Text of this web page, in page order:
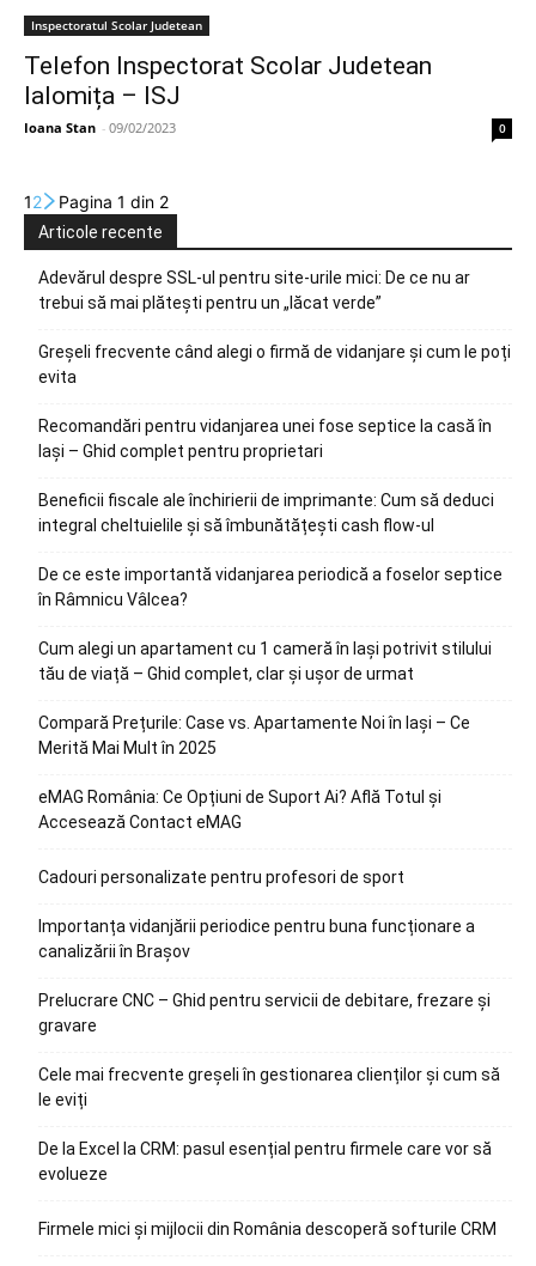
Inspectoratul Scolar Judetean
Telefon Inspectorat Scolar Judetean
Ialomița – ISJ
Ioana Stan - 09/02/2023 0
12 Pagina 1 din 2
Articole recente
Adevărul despre SSL-ul pentru site-urile mici: De ce nu ar
trebui să mai plătești pentru un „lăcat verde”
Greșeli frecvente când alegi o firmă de vidanjare și cum le poți
evita
Recomandări pentru vidanjarea unei fose septice la casă în
Iași – Ghid complet pentru proprietari
Beneficii fiscale ale închirierii de imprimante: Cum să deduci
integral cheltuielile și să îmbunătățești cash flow-ul
De ce este importantă vidanjarea periodică a foselor septice
în Râmnicu Vâlcea?
Cum alegi un apartament cu 1 cameră în Iași potrivit stilului
tău de viață – Ghid complet, clar și ușor de urmat
Compară Prețurile: Case vs. Apartamente Noi în Iași – Ce
Merită Mai Mult în 2025
eMAG România: Ce Opțiuni de Suport Ai? Află Totul și
Accesează Contact eMAG
Cadouri personalizate pentru profesori de sport
Importanța vidanjării periodice pentru buna funcționare a
canalizării în Brașov
Prelucrare CNC – Ghid pentru servicii de debitare, frezare și
gravare
Cele mai frecvente greșeli în gestionarea clienților și cum să
le eviți
De la Excel la CRM: pasul esențial pentru firmele care vor să
evolueze
Firmele mici și mijlocii din România descoperă softurile CRM